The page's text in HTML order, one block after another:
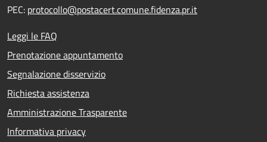
PEC: protocollo@postacert.comune.fidenza.pr.it
Leggi le FAQ
Prenotazione appuntamento
Segnalazione disservizio
Richiesta assistenza
Amministrazione Trasparente
Informativa privacy